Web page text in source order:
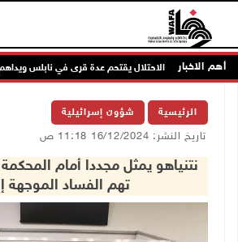
أهم الاخبار الاحتلال يقتحم عدة قرى في نابلس ويداهم
الرئيسية شؤون إسرائيلية
تاريخ النشر: 16/12/2024 11:18 ص
نتنياهو يمثل مجددا أمام
تهم الفساد الموجهة